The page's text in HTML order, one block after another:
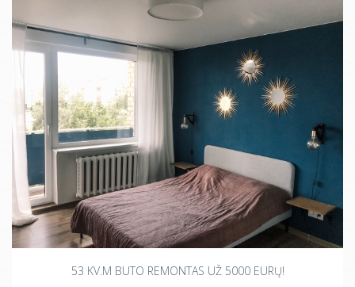
53 KV.M BUTO REMONTAS UŽ 5000 EURŲ!